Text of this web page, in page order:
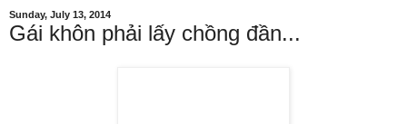
Sunday, July 13, 2014
Gái khôn phải lấy chồng đần...